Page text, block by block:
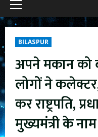
Primary
Menu
BILASPUR
अपने मकान को
लोगों ने
कर राष्ट्रपति,
मुख्यमंत्री के नाम